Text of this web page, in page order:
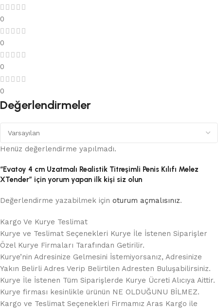
0
0
0
0
Değerlendirmeler
Henüz değerlendirme yapılmadı.
“Evatoy 4 cm Uzatmalı Realistik Titreşimli Penis Kılıfı Melez
XTender” için yorum yapan ilk kişi siz olun
Değerlendirme yazabilmek için oturum açmalısınız.
Kargo Ve Kurye Teslimat
Kurye ve Teslimat Seçenekleri Kurye İle İstenen Siparişler
Özel Kurye Firmaları Tarafından Getirilir.
Kurye’nin Adresinize Gelmesini İstemiyorsanız, Adresinize
Yakın Belirli Adres Verip Belirtilen Adresten Buluşabilirsiniz.
Kurye İle İstenen Tüm Siparişlerde Kurye Ücreti Alıcıya Aittir.
Kurye firması kesinlikle ürünün NE OLDUĞUNU BİLMEZ.
Kargo ve Teslimat Seçenekleri Firmamız Aras Kargo ile